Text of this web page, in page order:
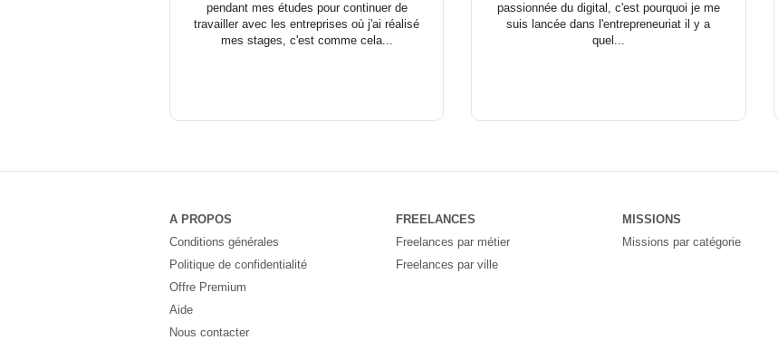
pendant mes études pour continuer de
travailler avec les entreprises où j'ai réalisé
mes stages, c'est comme cela...
passionnée du digital, c'est pourquoi je me
suis lancée dans l'entrepreneuriat il y a
quel...
A PROPOS
Conditions générales
Politique de confidentialité
Offre Premium
Aide
Nous contacter
FREELANCES
Freelances par métier
Freelances par ville
MISSIONS
Missions par catégorie